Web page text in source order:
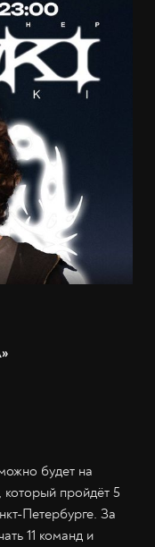
будет на
пройдёт 5
Петербурге. За
11 команд и